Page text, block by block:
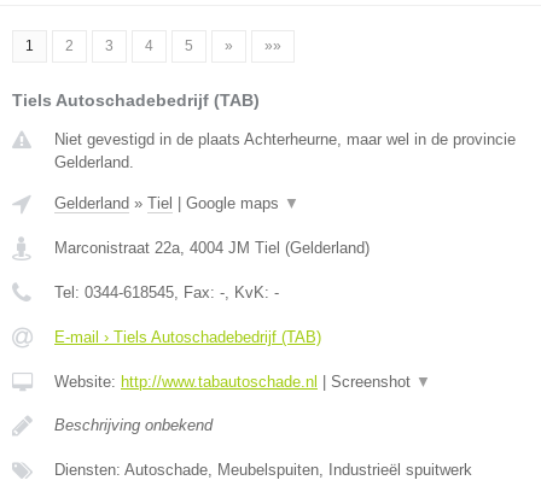
1 2 3 4 5 » »»
Tiels Autoschadebedrijf (TAB)
Niet gevestigd in de plaats Achterheurne, maar wel in de provincie
Gelderland.
Gelderland » Tiel Google maps ▼
Marconistraat 22a, 4004 JM Tiel (Gelderland)
Tel: 0344-618545, Fax: -, KvK: -
E-mail › Tiels Autoschadebedrijf (TAB)
Website: http://www.tabautoschade.nl Screenshot ▼
Beschrijving onbekend
Diensten: Autoschade, Meubelspuiten, Industrieël spuitwerk